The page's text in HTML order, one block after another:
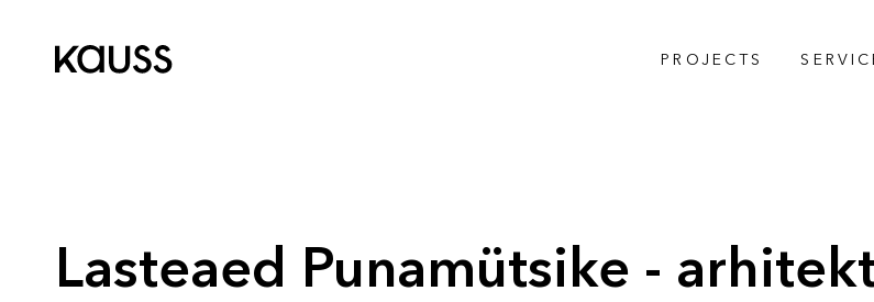
PROJECTS
Lasteaed Punamütsike -